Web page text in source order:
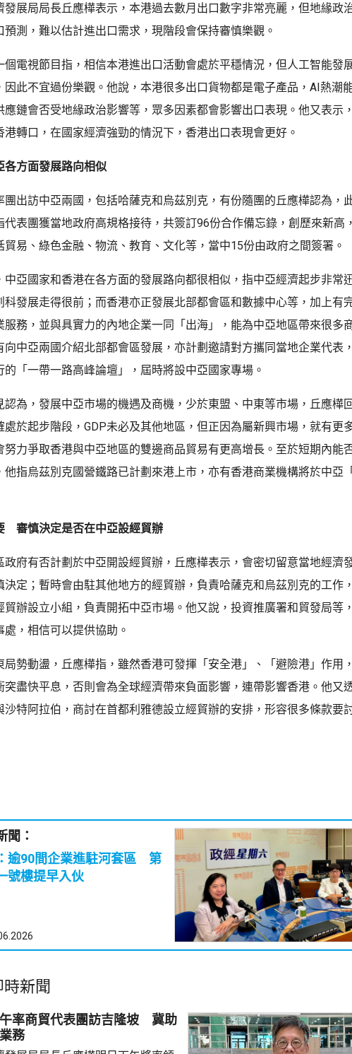
發展局局長丘應樺表示，本港過去數月出口數字非常亮麗，但地緣政
預測，難以估計進出口需求，現階段會保持審慎樂觀。
個電視節目指，相信本港進出口活動會處於平穩情況，但人工智能發
因此不宜過份樂觀。他說，本港很多出口貨物都是電子產品，AI熱潮
應鏈會否受地緣政治影響等，眾多因素都會影響出口表現。他又表示
港轉口，在國家經濟強勁的情況下，香港出口表現會更好。
各方面發展路向相似
團出訪中亞兩國，包括哈薩克和烏茲別克，有份隨團的丘應樺認為，
代表團獲當地政府高規格接待，共簽訂96份合作備忘錄，創歷來新高
貿易、綠色金融、物流、教育、文化等，當中15份由政府之間簽署。
中亞國家和香港在各方面的發展路向都很相似，指中亞經濟起步非常
科發展走得很前；而香港亦正發展北部都會區和數據中心等，加上有
服務，並與具實力的內地企業一同「出海」，能為中亞地區帶來很多
向中亞兩國介紹北部都會區發展，亦計劃邀請對方攜同當地企業代表
的「一帶一路高峰論壇」，屆時將設中亞國家專場。
認為，發展中亞市場的機遇及商機，少於東盟、中東等市場，丘應樺
處於起步階段，GDP未必及其他地區，但正因為屬新興市場，就有更
努力爭取香港與中亞地區的雙邊商品貿易有更高增長。至於短期內能
他指烏茲別克國營鐵路已計劃來港上市，亦有香港商業機構將於中亞
審慎決定是否在中亞設經貿辦
政府有否計劃於中亞開設經貿辦，丘應樺表示，會密切留意當地經濟
決定；暫時會由駐其他地方的經貿辦，負責哈薩克和烏茲別克的工作
貿辦設立小組，負責開拓中亞市場。他又說，投資推廣署和貿發局等
處，相信可以提供協助。
局勢動盪，丘應樺指，雖然香港可發揮「安全港」、「避險港」作用
突盡快平息，否則會為全球經濟帶來負面影響，連帶影響香港。他又
沙特阿拉伯，商討在首都利雅德設立經貿辦的安排，形容很多條款要
聞：
逾90間企業進駐河套區 第
號樓提早入伙
新聞
午率商貿代表團訪吉隆坡 冀助
務